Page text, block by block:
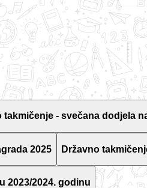
takmičenje - svečana dodjela
2025 Državno
2023/2024. godinu